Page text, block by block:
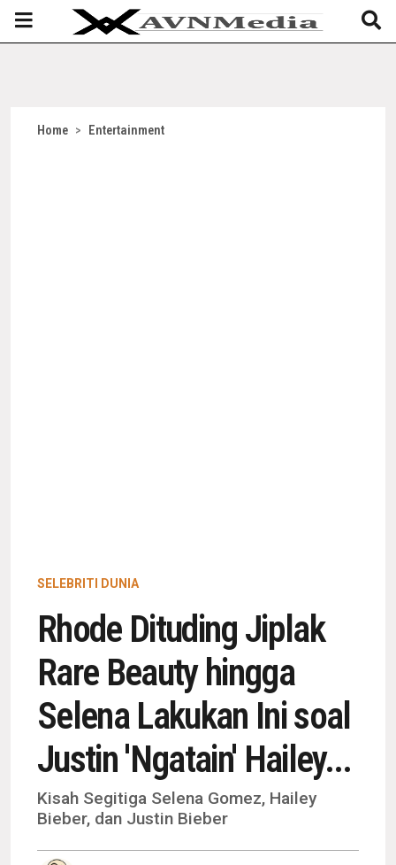
Home > Entertainment
SELEBRITI DUNIA
Rhode Dituding Jiplak
Rare Beauty hingga
Selena Lakukan Ini soal
Justin 'Ngatain' Hailey...
Kisah Segitiga Selena Gomez, Hailey
Bieber, dan Justin Bieber